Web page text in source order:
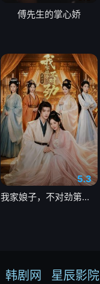
傅先生的掌心娇
5.3
我家娘子，不对劲第四季
韩剧网 星辰影院